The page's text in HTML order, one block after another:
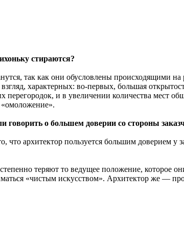
стираются?
так как они обусловлены происходящими
характерных: во-первых, большая
перегородок, и в увеличении количества мест
о большем доверии со стороны
что архитектор пользуется большим доверием у
теряют то ведущее положение, которое
«чистым искусством». Архитектор же —